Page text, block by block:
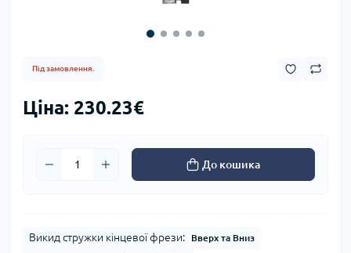
Під замовлення.
Ціна: 230.23€
До кошика
Викид стружки кінцевої фрези: Вверх та Вниз